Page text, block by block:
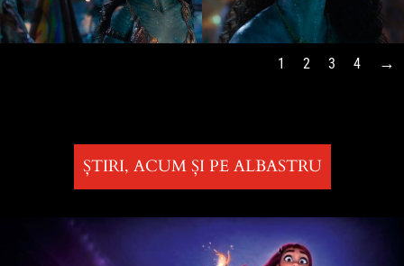
1 2 3 4
ȘTIRI, ACUM ȘI PE ALBASTRU